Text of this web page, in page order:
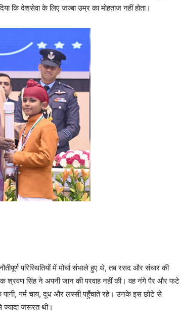
कि देशसेवा के लिए जज्बा उम्र का मोहताज नहीं होता।
परिस्थितियों में मोर्चा संभाले हुए थे, तब रसद और संचार की
श्रवण सिंह ने अपनी जान की परवाह नहीं की। वह नंगे पैर और फटे
गर्म चाय, दूध और लस्सी पहुँचाते रहे। उनके इस छोटे से
जरूरत थी।